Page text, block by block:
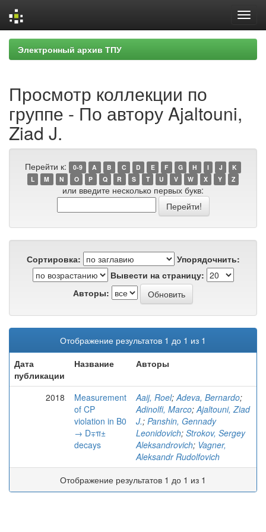
Skip
navigation
Электронный архив ТПУ
Просмотр коллекции по
группе - По автору Ajaltouni,
Ziad J.
Перейти к: 0-9 A B C D E F G H I J
K
L
M N O P Q R S T U V W X Y Z
или введите несколько первых букв:
Сортировка:
Упорядочнить:
Вывести на страницу:
Авторы:
Отображение результатов 1 до 1 из 1
Дата
публикации
Название Авторы
2018
Measurement
of CP
violation in B0
→ D∓π±
decays
Aaij, Roel;Adeva, Bernardo;
Adinolfi, Marco;Ajaltouni, Ziad
J.; Panshin, Gennady
Leonidovich; Strokov, Sergey
Aleksandrovich; Vagner,
Aleksandr Rudolfovich
Отображение результатов 1 до 1 из 1